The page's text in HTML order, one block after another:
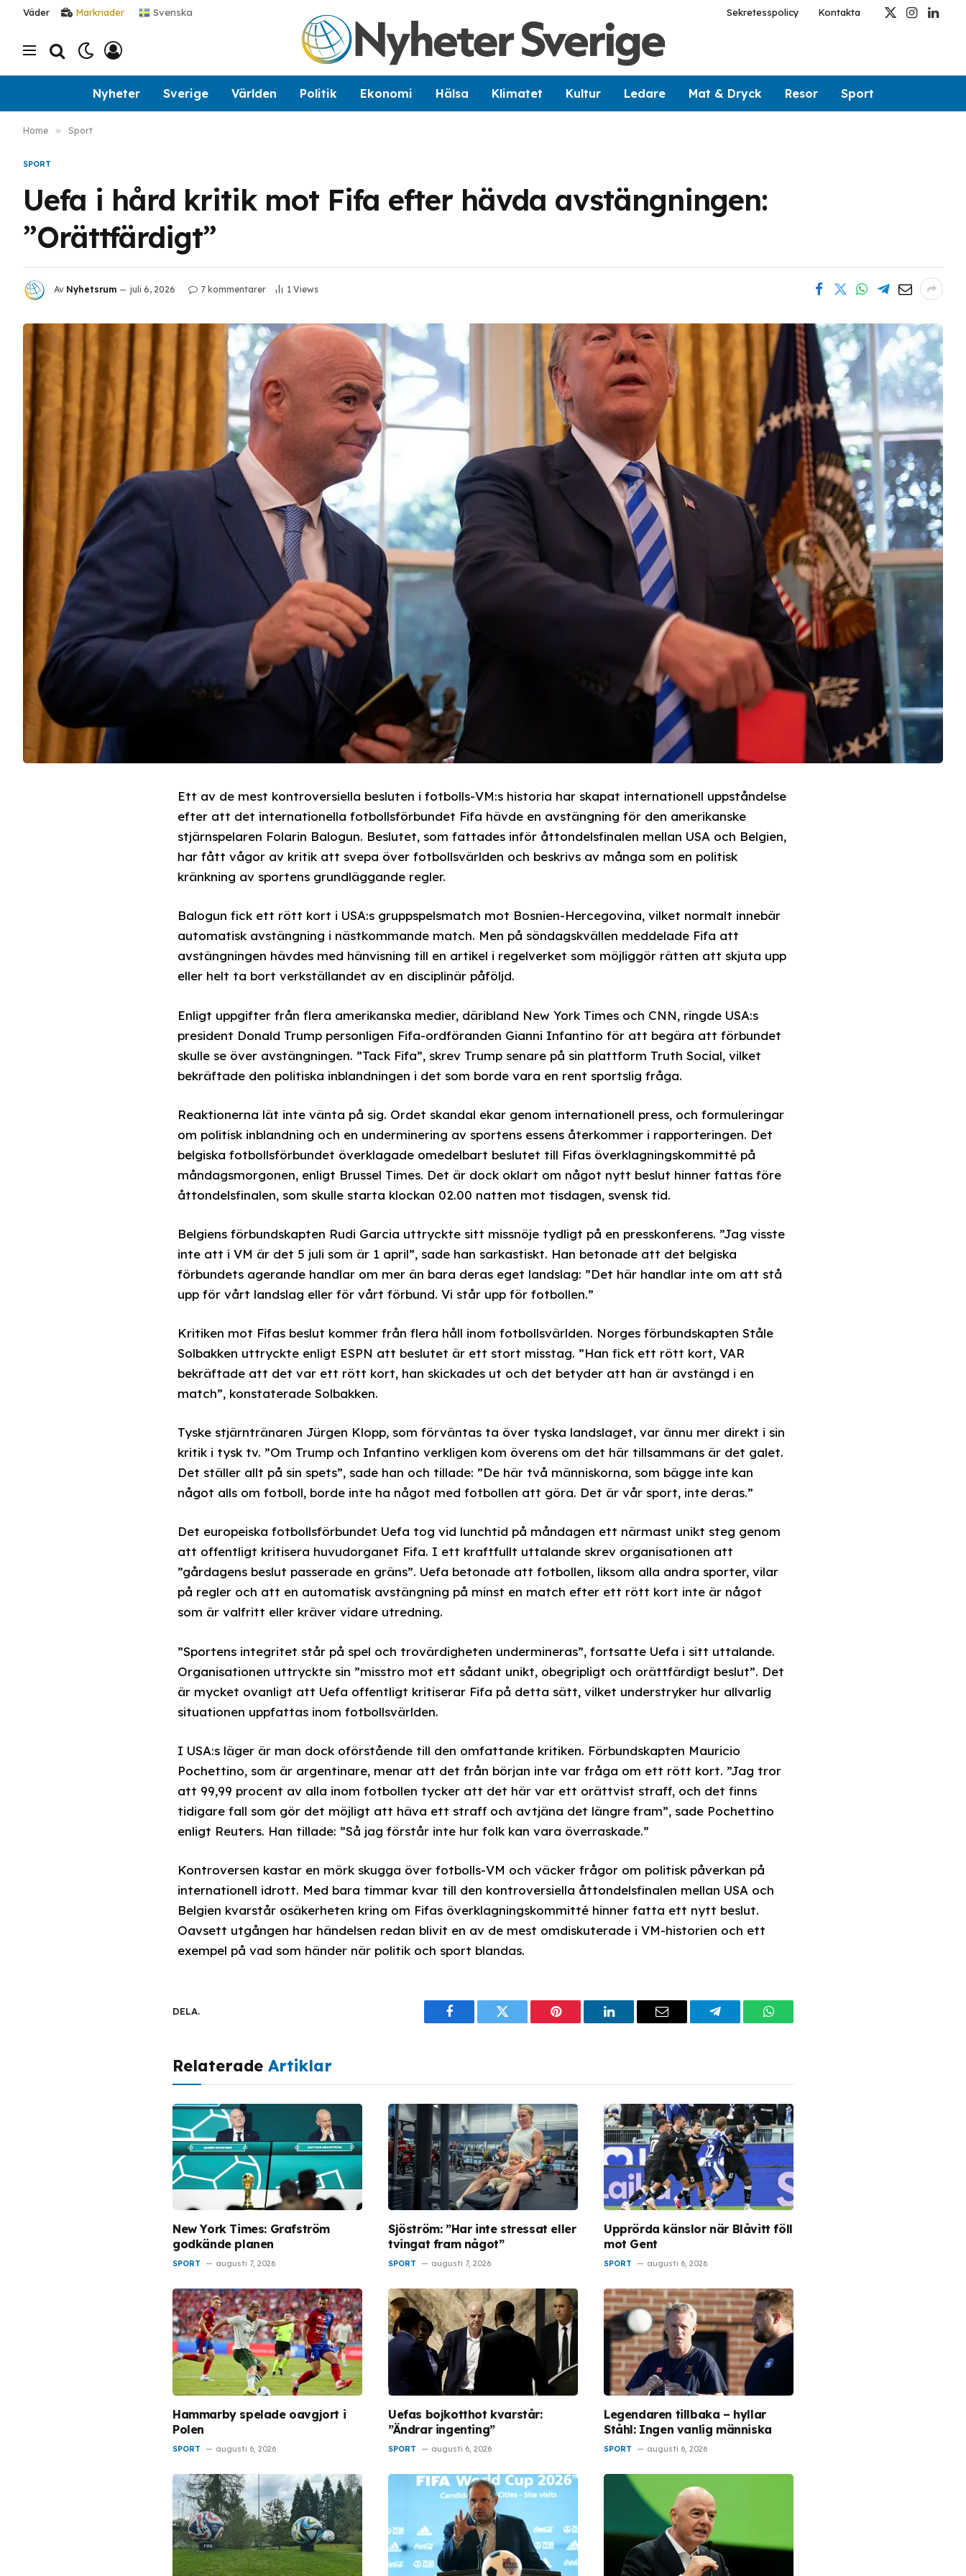
Väder Marknader Svenska Sekretesspolicy Kontakta
X
Instagram
Nyheter Sverige Världen Politik Ekonomi Hälsa Klimatet Kultur Ledare Mat & Dryck Resor Sport
Home » Sport
SPORT
Uefa i hård kritik mot Fifa efter hävda avstängningen:
”Orättfärdigt”
Av Nyhetsrum juli 6, 2026 7 kommentarer 1 Views
Ett av de mest kontroversiella besluten i fotbolls-VM:s historia har skapat internationell uppståndelse
efter att det internationella fotbollsförbundet Fifa hävde en avstängning för den amerikanske
stjärnspelaren Folarin Balogun. Beslutet, som fattades inför åttondelsfinalen mellan USA och Belgien,
har fått vågor av kritik att svepa över fotbollsvärlden och beskrivs av många som en politisk
kränkning av sportens grundläggande regler.
Balogun fick ett rött kort i USA:s gruppspelsmatch mot Bosnien-Hercegovina, vilket normalt innebär
automatisk avstängning i nästkommande match. Men på söndagskvällen meddelade Fifa att
avstängningen hävdes med hänvisning till en artikel i regelverket som möjliggör rätten att skjuta upp
eller helt ta bort verkställandet av en disciplinär påföljd.
Enligt uppgifter från flera amerikanska medier, däribland New York Times och CNN, ringde USA:s
president Donald Trump personligen Fifa-ordföranden Gianni Infantino för att begära att förbundet
skulle se över avstängningen. ”Tack Fifa”, skrev Trump senare på sin plattform Truth Social, vilket
bekräftade den politiska inblandningen i det som borde vara en rent sportslig fråga.
Reaktionerna lät inte vänta på sig. Ordet skandal ekar genom internationell press, och formuleringar
om politisk inblandning och en underminering av sportens essens återkommer i rapporteringen. Det
belgiska fotbollsförbundet överklagade omedelbart beslutet till Fifas överklagningskommitté på
måndagsmorgonen, enligt Brussel Times. Det är dock oklart om något nytt beslut hinner fattas före
åttondelsfinalen, som skulle starta klockan 02.00 natten mot tisdagen, svensk tid.
Belgiens förbundskapten Rudi Garcia uttryckte sitt missnöje tydligt på en presskonferens. ”Jag visste
inte att i VM är det 5 juli som är 1 april”, sade han sarkastiskt. Han betonade att det belgiska
förbundets agerande handlar om mer än bara deras eget landslag: ”Det här handlar inte om att stå
upp för vårt landslag eller för vårt förbund. Vi står upp för fotbollen.”
Kritiken mot Fifas beslut kommer från flera håll inom fotbollsvärlden. Norges förbundskapten Ståle
Solbakken uttryckte enligt ESPN att beslutet är ett stort misstag. ”Han fick ett rött kort, VAR
bekräftade att det var ett rött kort, han skickades ut och det betyder att han är avstängd i en
match”, konstaterade Solbakken.
Tyske stjärntränaren Jürgen Klopp, som förväntas ta över tyska landslaget, var ännu mer direkt i sin
kritik i tysk tv. ”Om Trump och Infantino verkligen kom överens om det här tillsammans är det galet.
Det ställer allt på sin spets”, sade han och tillade: ”De här två människorna, som bägge inte kan
något alls om fotboll, borde inte ha något med fotbollen att göra. Det är vår sport, inte deras.”
Det europeiska fotbollsförbundet Uefa tog vid lunchtid på måndagen ett närmast unikt steg genom
att offentligt kritisera huvudorganet Fifa. I ett kraftfullt uttalande skrev organisationen att
”gårdagens beslut passerade en gräns”. Uefa betonade att fotbollen, liksom alla andra sporter, vilar
på regler och att en automatisk avstängning på minst en match efter ett rött kort inte är något
som är valfritt eller kräver vidare utredning.
”Sportens integritet står på spel och trovärdigheten undermineras”, fortsatte Uefa i sitt uttalande.
Organisationen uttryckte sin ”misstro mot ett sådant unikt, obegripligt och orättfärdigt beslut”. Det
är mycket ovanligt att Uefa offentligt kritiserar Fifa på detta sätt, vilket understryker hur allvarlig
situationen uppfattas inom fotbollsvärlden.
I USA:s läger är man dock oförstående till den omfattande kritiken. Förbundskapten Mauricio
Pochettino, som är argentinare, menar att det från början inte var fråga om ett rött kort. ”Jag tror
att 99,99 procent av alla inom fotbollen tycker att det här var ett orättvist straff, och det finns
tidigare fall som gör det möjligt att häva ett straff och avtjäna det längre fram”, sade Pochettino
enligt Reuters. Han tillade: ”Så jag förstår inte hur folk kan vara överraskade.”
Kontroversen kastar en mörk skugga över fotbolls-VM och väcker frågor om politisk påverkan på
internationell idrott. Med bara timmar kvar till den kontroversiella åttondelsfinalen mellan USA och
Belgien kvarstår osäkerheten kring om Fifas överklagningskommitté hinner fatta ett nytt beslut.
Oavsett utgången har händelsen redan blivit en av de mest omdiskuterade i VM-historien och ett
exempel på vad som händer när politik och sport blandas.
DELA.
FacebookTwitter PinterestLinkedInEmail TelegramWhatsApp
Relaterade Artiklar
New York Times: Grafström
godkände planen
SPORT augusti 7, 2026
Sjöström: ”Har inte stressat eller
tvingat fram något”
SPORT augusti 7, 2026
Upprörda känslor när Blåvitt föll
mot Gent
SPORT augusti 6, 2026
Hammarby spelade oavgjort i
Polen
SPORT augusti 6, 2026
Uefas bojkotthot kvarstår:
”Ändrar ingenting”
SPORT augusti 6, 2026
Legendaren tillbaka – hyllar
Ståhl: Ingen vanlig människa
SPORT augusti 6, 2026